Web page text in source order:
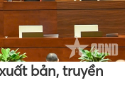
bản, truyền